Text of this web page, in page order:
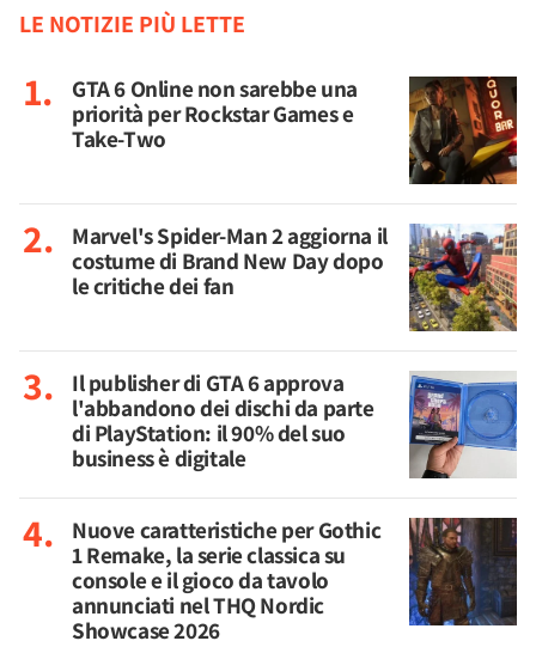
LE NOTIZIE PIÙ LETTE
GTA 6 Online non sarebbe una
priorità per Rockstar Games e
Take-Two
Marvel's Spider-Man 2 aggiorna il
costume di Brand New Day dopo
le critiche dei fan
Il publisher di GTA 6 approva
l'abbandono dei dischi da parte
di PlayStation: il 90% del suo
business è digitale
Nuove caratteristiche per Gothic
1 Remake, la serie classica su
console e il gioco da tavolo
annunciati nel THQ Nordic
Showcase 2026